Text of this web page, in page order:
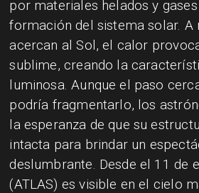
por materiales helados y
formación del sistema solar. A
acercan al Sol, el calor
sublime, creando la
luminosa. Aunque el paso
podría fragmentarlo, los
la esperanza de que su
intacta para brindar un
deslumbrante. Desde el 11 de
(ATLAS) es visible en el cielo